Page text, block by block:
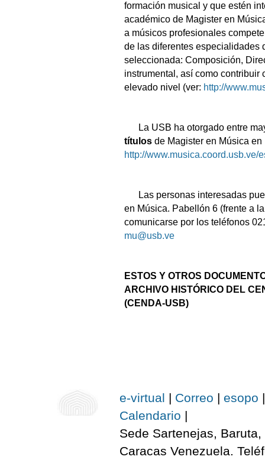
formación musical y que estén
académico de Magister en
a músicos profesionales
de las diferentes especialidades
seleccionada: Composición,
instrumental, así como
elevado nivel (ver: http://
La USB ha otorgado entre
títulos de Magister en Música
http://www.musica.coord.usb.ve/
Las personas interesadas
en Música. Pabellón 6 (frente a
comunicarse por los teléfonos
mu@usb.ve
ESTOS Y OTROS
ARCHIVO HISTÓRICO DEL
(CENDA-USB)
e-virtual | Correo | esopo |
Calendario |
Sede Sartenejas,
Caracas Venezuela.